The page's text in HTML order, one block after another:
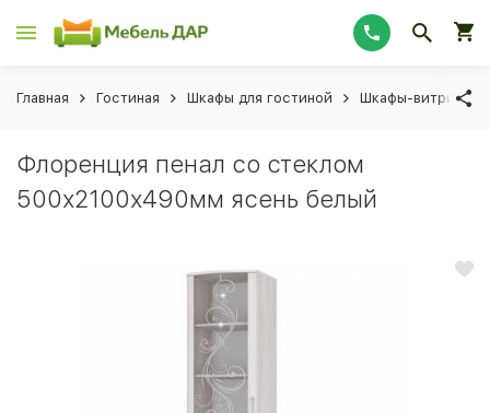
Главная Гостиная Шкафы для гостиной Шкафы-витрины
Флоренция пенал со стеклом
500х2100х490мм ясень белый